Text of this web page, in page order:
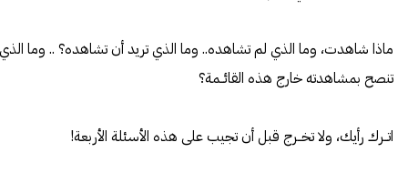
ماذا شاهدت، وما الذي لم تشاهده.. وما الذي تريد أن تشاهده؟ .. وما الذي
تنصح بمشاهدته خارج هذه القائــمة؟
اتــرك رأيك، ولا تخــرج قبل أن تجيب على هذه الأسئلة الأربعة!